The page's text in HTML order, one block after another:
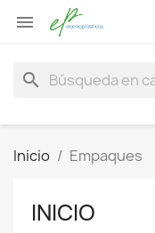

search
Inicio Empaques
INICIO